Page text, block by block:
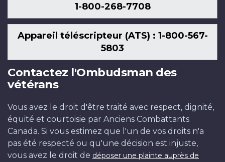
1-800-268-7708
Appareil téléscripteur (ATS) : 1-800-567-
5803
Contactez l'Ombudsman des
vétérans
Vous avez le droit d'être traité avec respect, dignité,
équité et courtoisie par Anciens Combattants
Canada. Si vous estimez que l'un de vos droits n'a
pas été respecté ou qu'une décision est injuste,
vous avez le droit de déposer une plainte auprès de